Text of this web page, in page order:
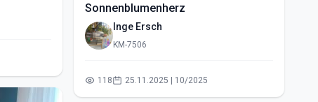
Sonnenblumenherz
Inge Ersch
KM-7506
118 25.11.2025 | 10/2025